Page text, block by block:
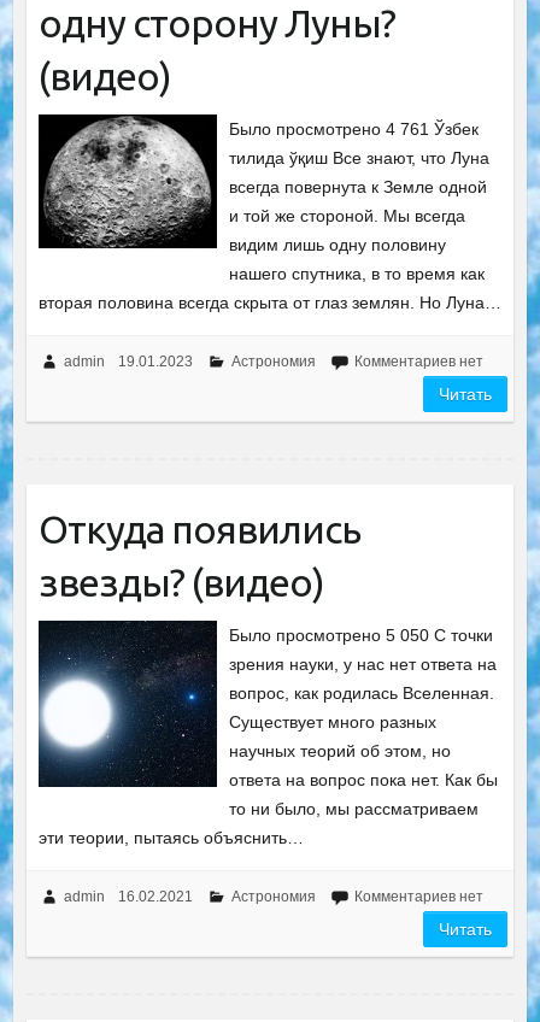
одну сторону Луны?
(видео)
Было просмотрено 4 761 Ўзбек
тилида ўқиш Все знают, что Луна
всегда повернута к Земле одной
и той же стороной. Мы всегда
видим лишь одну половину
нашего спутника, в то время как
вторая половина всегда скрыта от глаз землян. Но Луна…
admin 19.01.2023 Астрономия Комментариев нет
Читать
Откуда появились
звезды? (видео)
Было просмотрено 5 050 С точки
зрения науки, у нас нет ответа на
вопрос, как родилась Вселенная.
Существует много разных
научных теорий об этом, но
ответа на вопрос пока нет. Как бы
то ни было, мы рассматриваем
эти теории, пытаясь объяснить…
admin 16.02.2021 Астрономия Комментариев нет
Читать